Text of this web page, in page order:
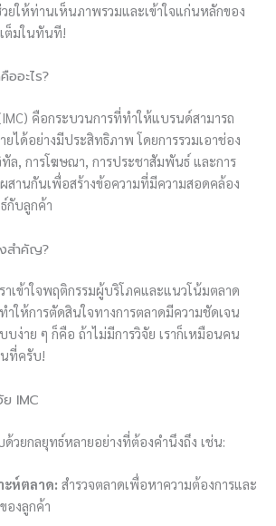
ยให้ท่านเห็นภาพรวมและเข้าใจแก่นหลักของ
ต็มในทันที!
ออะไร?
คือกระบวนการที่ทำให้แบรนด์สามารถ
ได้อย่างมีประสิทธิภาพ โดยการรวมเอาช่อง
ล, การโฆษณา, การประชาสัมพันธ์ และการ
สานกันเพื่อสร้างข้อความที่มีความสอดคล้อง
กับลูกค้า
สำคัญ?
าเข้าใจพฤติกรรมผู้บริโภคและแนวโน้มตลาด
ให้การตัดสินใจทางการตลาดมีความชัดเจน
ง่าย ๆ ก็คือ ถ้าไม่มีการวิจัย เราก็เหมือนคน
ที่ครับ!
IMC
ด้วยกลยุทธ์หลายอย่างที่ต้องคำนึงถึง เช่น:
ะห์ตลาด: สำรวจตลาดเพื่อหาความต้องการและ
องลูกค้า